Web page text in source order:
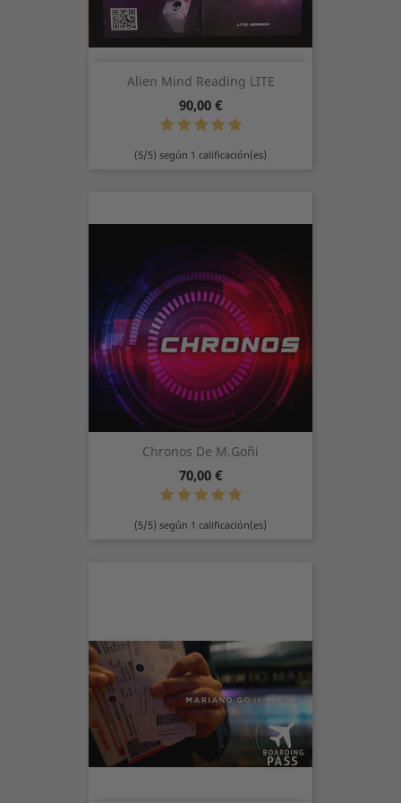
Alien Mind Reading LITE
Precio
90,00 €
(5/5) según 1 calificación(es)
Chronos De M.Goñi
Precio
70,00 €
(5/5) según 1 calificación(es)